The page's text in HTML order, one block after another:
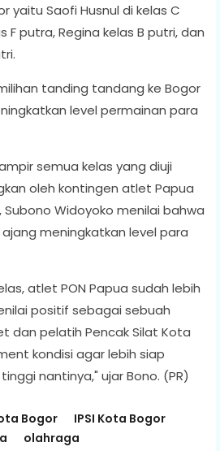
yaitu Saofi Husnul di kelas C
F putra, Regina kelas B putri, dan
tanding tandang ke Bogor
level permainan para
semua kelas yang diuji
oleh kontingen atlet Papua
Subono Widoyoko menilai bahwa
meningkatkan level para
atlet PON Papua sudah lebih
positif sebagai sebuah
dan pelatih Pencak Silat Kota
kondisi agar lebih siap
nantinya," ujar Bono. (PR)
Bogor
IPSI Kota Bogor
olahraga